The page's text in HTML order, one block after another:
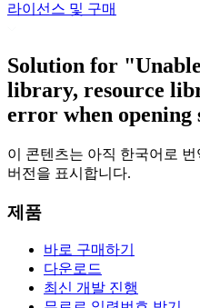
라이선스 및 구매
Solution for
library, resource
error when opening
이 콘텐츠는 아직 한국어로
버전을 표시합니다.
제품
바로 구매하기
다운로드
최신 개발 진행